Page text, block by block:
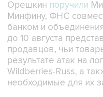
Орешкин поручили
Минфину, ФНС
банком и
до 10 августа
продавцов, чьи
результате атак на
Wildberries-Russ, а
необходимые для их